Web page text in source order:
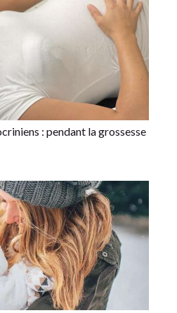
: pendant la grossesse